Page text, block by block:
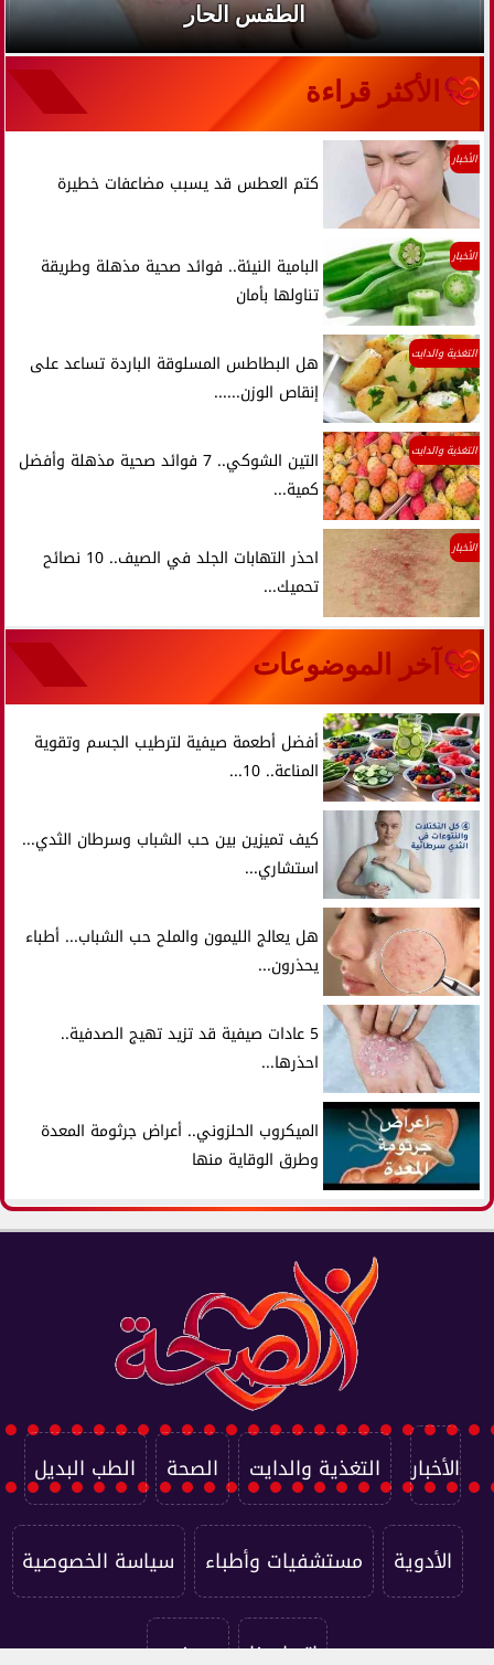
الطقس الحار
الأكثر قراءة
الأخبار
كتم العطس قد يسبب مضاعفات خطيرة
الأخبار
البامية النيئة.. فوائد صحية مذهلة وطريقة
تناولها بأمان
التغذية والدايت
هل البطاطس المسلوقة الباردة تساعد على
إنقاص الوزن......
التغذية والدايت
التين الشوكي.. 7 فوائد صحية مذهلة وأفضل
كمية...
الأخبار
احذر التهابات الجلد في الصيف.. 10 نصائح
تحميك...
آخر الموضوعات
أفضل أطعمة صيفية لترطيب الجسم وتقوية
المناعة.. 10...
كيف تميزين بين حب الشباب وسرطان الثدي...
استشاري...
هل يعالج الليمون والملح حب الشباب... أطباء
يحذرون...
5 عادات صيفية قد تزيد تهيج الصدفية..
احذرها...
الميكروب الحلزوني.. أعراض جرثومة المعدة
وطرق الوقاية منها
الأخبار التغذية والدايت الصحة الطب البديل
الأدوية مستشفيات وأطباء سياسة الخصوصية
اتصل بنا من نحن